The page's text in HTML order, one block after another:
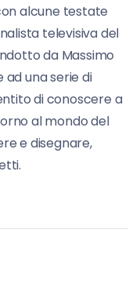
alcune testate
televisiva del
da Massimo
ad una serie di
di conoscere a
al mondo del
e disegnare,